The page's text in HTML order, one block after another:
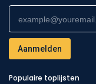
Populaire toplijsten